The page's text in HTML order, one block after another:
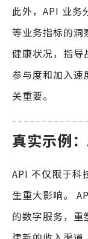
此外，API 业务
等业务指标的洞
健康状况，指导
参与度和加入速
关重要。
真实示例
API 不仅限于科
生重大影响。
的数字服务，重